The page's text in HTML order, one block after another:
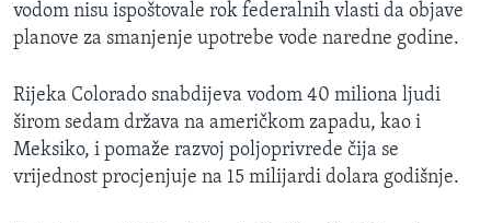
vodom nisu ispoštovale rok federalnih vlasti da objave
planove za smanjenje upotrebe vode naredne godine.
Rijeka Colorado snabdijeva vodom 40 miliona ljudi
širom sedam država na američkom zapadu, kao i
Meksiko, i pomaže razvoj poljoprivrede čija se
vrijednost procjenjuje na 15 milijardi dolara godišnje.